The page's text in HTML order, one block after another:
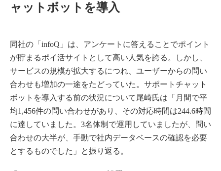
ャットボットを導入
同社の「infoQ」は、アンケートに答えることでポイント
が貯まるポイ活サイトとして高い人気を誇る。しかし、
サービスの規模が拡大するにつれ、ユーザーからの問い
合わせも増加の一途をたどっていた。サポートチャット
ボットを導入する前の状況について尾崎氏は「月間で平
均1,456件の問い合わせがあり、その対応時間は244.6時間
に達していました。3名体制で運用していましたが、問い
合わせの大半が、手動で社内データベースの確認を必要
とするものでした」と振り返る。